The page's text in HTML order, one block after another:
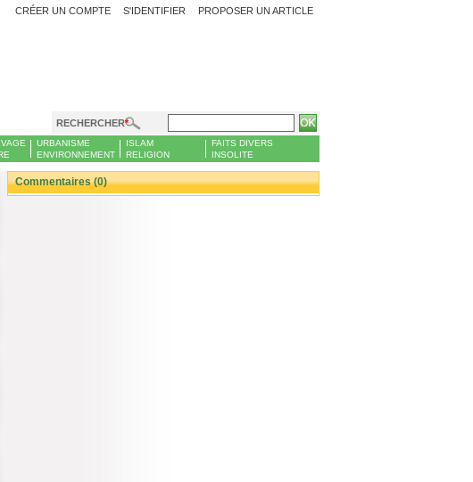
PROPOSER UN ARTICLE
CRÉER UN COMPTE S'IDENTIFIER
RECHERCHER
URBANISME
ENVIRONNEMENT
ISLAM
RELIGION
FAITS DIVERS
INSOLITE
Commentaires (0)